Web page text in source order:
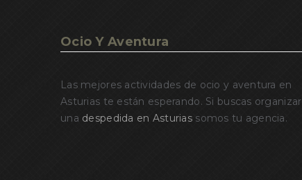
Ocio Y Aventura
Las mejores actividades de ocio y aventura en
Asturias te están esperando. Si buscas organizar
una despedida en Asturias somos tu agencia.